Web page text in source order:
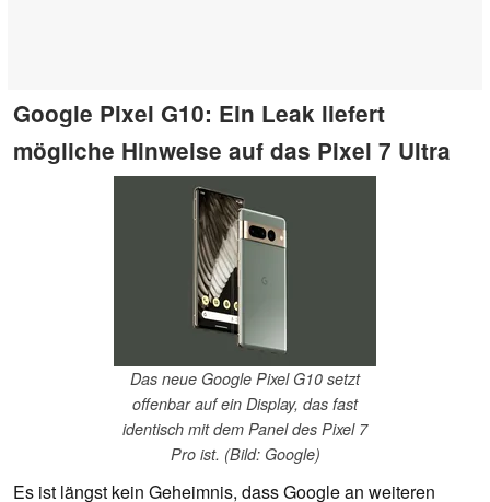
Google Pixel G10: Ein Leak liefert
mögliche Hinweise auf das Pixel 7 Ultra
Das neue Google Pixel G10 setzt
offenbar auf ein Display, das fast
identisch mit dem Panel des Pixel 7
Pro ist. (Bild: Google)
Es ist längst kein Geheimnis, dass Google an weiteren